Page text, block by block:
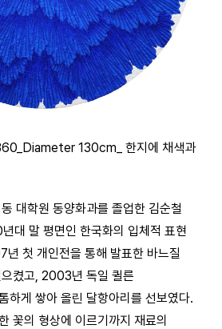
130cm_ 한지에 채색과
대학원 동양화과를 졸업한 김순철
대 말 평면인 한국화의 입체적 표현
첫 개인전을 통해 발표한 바느질
켰고, 2003년 독일 퀼른
하게 쌓아 올린 달항아리를 선보였다.
꽃의 형상에 이르기까지 재료의